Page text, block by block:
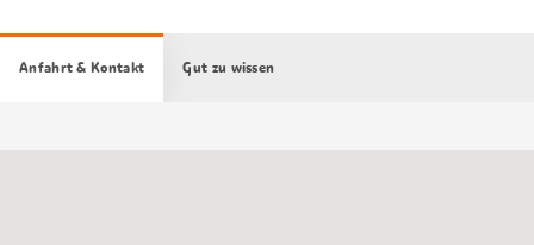
Anfahrt & Kontakt Gut zu wissen